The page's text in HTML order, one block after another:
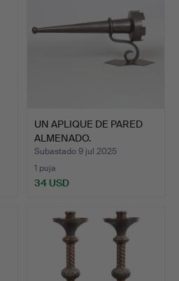
UN APLIQUE DE PARED
ALMENADO.
Subastado 9 jul 2025
1 puja
34 USD